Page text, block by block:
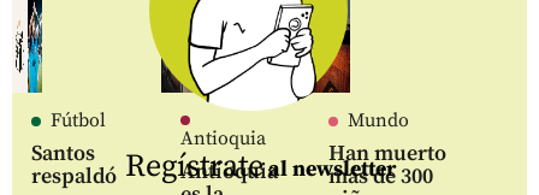
Fútbol
Santos
respaldó
Antioquia
Antioquia
Mundo
Han muerto
más de 300
Regístrateal newsletter